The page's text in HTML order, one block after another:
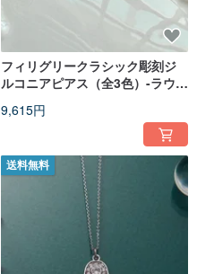
フィリグリークラシック彫刻ジ
ルコニアピアス（全3色）-ラウン
9,615円
送料無料